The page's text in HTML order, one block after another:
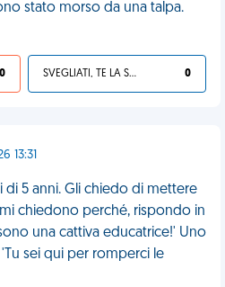
stato morso da una talpa.
0 SVEGLIATI, TE LA SEI CERCATA! 0
13:31
5 anni. Gli chiedo di mettere
chiedono perché, rispondo in
una cattiva educatrice!' Uno
sei qui per romperci le